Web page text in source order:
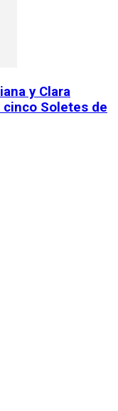
y Clara
Soletes de